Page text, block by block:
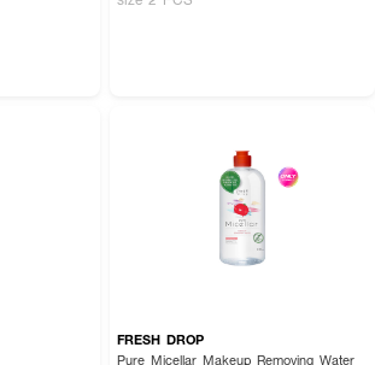
FRESH DROP
Pure Micellar Makeup Removing Water